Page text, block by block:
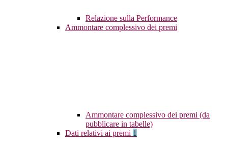
Relazione sulla Performance
Ammontare complessivo dei premi
Ammontare complessivo dei premi (da
pubblicare in tabelle)
Dati relativi ai premi 1